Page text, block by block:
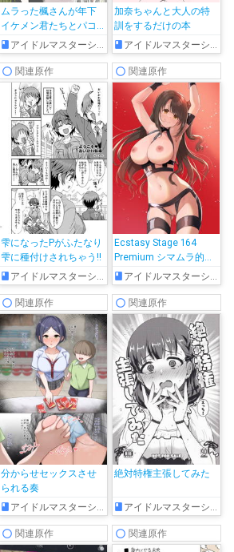
ムラった楓さんが年下
イケメン君たちとパコ
る話アイドルマスターシンデレラガールズ
加奈ちゃんと大人の特
訓をするだけの本
アイドルマスターシンデレラガールズ
関連原作
雫になったPがふたなり
雫に種付けされちゃう!!
アイドルマスターシンデレラガールズ
関連原作
Ecstasy Stage 164
Premium シマムラ的に
もオールオッケー
アイドルマスターシンデレラガールズ
関連原作
分からせセックスさせ
られる奏
アイドルマスターシンデレラガールズ
関連原作
絶対特権主張してみた
アイドルマスターシンデレラガールズ
関連原作 関連原作